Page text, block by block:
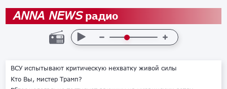
ANNA NEWSрадио
ВСУ испытывают критическую нехватку живой силы
Кто Вы, мистер Трамп?